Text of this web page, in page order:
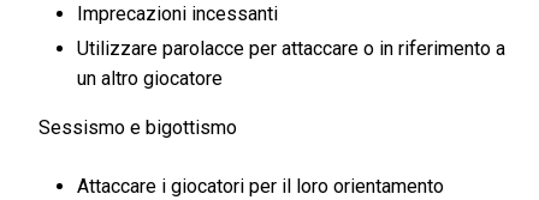
Imprecazioni incessanti
Utilizzare parolacce per attaccare o in riferimento a
un altro giocatore
Sessismo e bigottismo
Attaccare i giocatori per il loro orientamento